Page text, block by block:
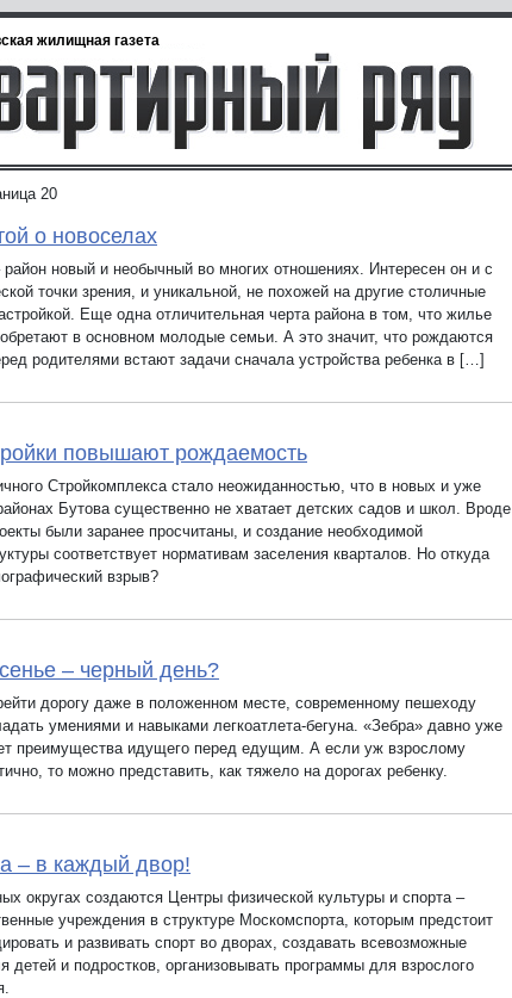
жилищная газета
20
о новоселах
район новый и необычный во многих отношениях. Интересен он и с
точки зрения, и уникальной, не похожей на другие столичные
Еще одна отличительная черта района в том, что жилье
в основном молодые семьи. А это значит, что рождаются
родителями встают задачи сначала устройства ребенка в […]
повышают рождаемость
Стройкомплекса стало неожиданностью, что в новых и уже
Бутова существенно не хватает детских садов и школ. Вроде
были заранее просчитаны, и создание необходимой
соответствует нормативам заселения кварталов. Но откуда
взрыв?
– черный день?
дорогу даже в положенном месте, современному пешеходу
умениями и навыками легкоатлета-бегуна. «Зебра» давно уже
преимущества идущего перед едущим. А если уж взрослому
то можно представить, как тяжело на дорогах ребенку.
– в каждый двор!
округах создаются Центры физической культуры и спорта –
учреждения в структуре Москомспорта, которым предстоит
и развивать спорт во дворах, создавать всевозможные
детей и подростков, организовывать программы для взрослого